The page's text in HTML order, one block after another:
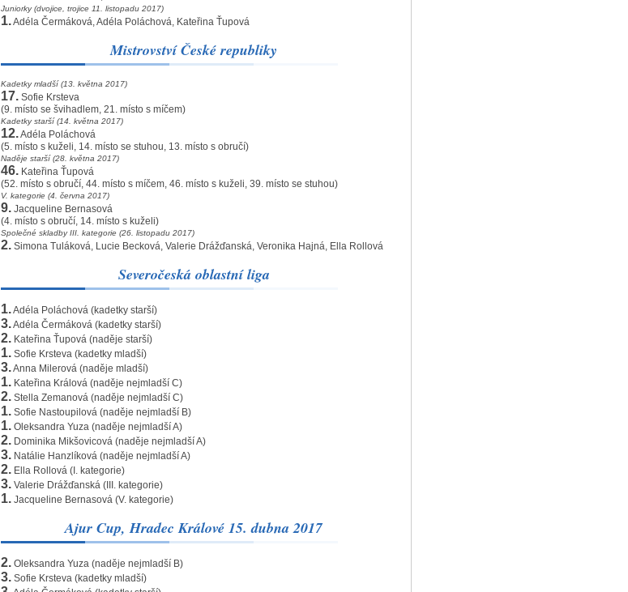
Juniorky (dvojice, trojice 11. listopadu 2017)
1.Adéla Čermáková, Adéla Poláchová, Kateřina Ťupová
Mistrovství České republiky
Kadetky mladší (13. května 2017)
17.Sofie Krsteva
(9. místo se švihadlem, 21. místo s míčem)
Kadetky starší (14. května 2017)
12.Adéla Poláchová
(5. místo s kuželi, 14. místo se stuhou, 13. místo s obručí)
Naděje starší (28. května 2017)
46.Kateřina Ťupová
(52. místo s obručí, 44. místo s míčem, 46. místo s kuželi, 39. místo se stuhou)
V. kategorie (4. června 2017)
9.Jacqueline Bernasová
(4. místo s obručí, 14. místo s kuželi)
Společné skladby III. kategorie (26. listopadu 2017)
2.Simona Tuláková, Lucie Becková, Valerie Drážďanská, Veronika Hajná, Ella Rollová
Severočeská oblastní liga
1.Adéla Poláchová (kadetky starší)
3.Adéla Čermáková (kadetky starší)
2.Kateřina Ťupová (naděje starší)
1.Sofie Krsteva (kadetky mladší)
3.Anna Milerová (naděje mladší)
1.Kateřina Králová (naděje nejmladší C)
2.Stella Zemanová (naděje nejmladší C)
1.Sofie Nastoupilová (naděje nejmladší B)
1.Oleksandra Yuza (naděje nejmladší A)
2.Dominika Mikšovicová (naděje nejmladší A)
3.Natálie Hanzlíková (naděje nejmladší A)
2.Ella Rollová (I. kategorie)
3.Valerie Drážďanská (III. kategorie)
1.Jacqueline Bernasová (V. kategorie)
Ajur Cup, Hradec Králové 15. dubna 2017
2.Oleksandra Yuza (naděje nejmladší B)
3.Sofie Krsteva (kadetky mladší)